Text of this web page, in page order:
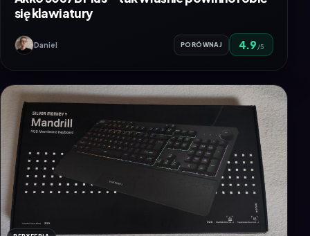
się klawiatury
Daniel PORÓWNAJ 4.9 /5